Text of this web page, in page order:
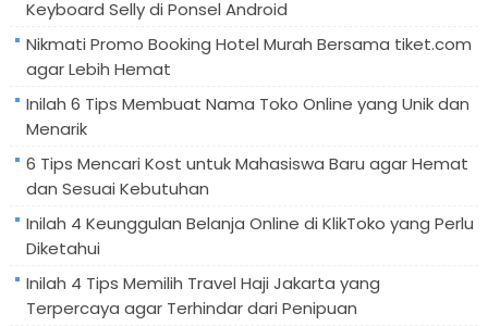
Keyboard Selly di Ponsel Android
Nikmati Promo Booking Hotel Murah Bersama tiket.com
agar Lebih Hemat
Inilah 6 Tips Membuat Nama Toko Online yang Unik dan
Menarik
6 Tips Mencari Kost untuk Mahasiswa Baru agar Hemat
dan Sesuai Kebutuhan
Inilah 4 Keunggulan Belanja Online di KlikToko yang Perlu
Diketahui
Inilah 4 Tips Memilih Travel Haji Jakarta yang
Terpercaya agar Terhindar dari Penipuan